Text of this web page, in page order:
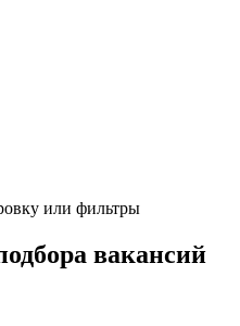
или фильтры
вакансий